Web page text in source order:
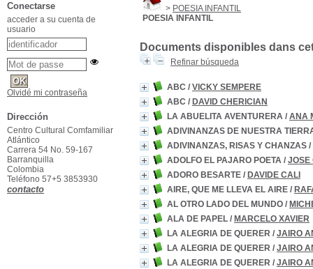
> POESIA INFANTIL
POESIA INFANTIL
Documents disponibles dans
Refinar búsqueda
ABC / VICKY SEMPERE
ABC / DAVID CHERICIAN
LA ABUELITA AVENTURERA / ANA
ADIVINANZAS DE NUESTRA
ADIVINANZAS, RISAS Y CHANZAS /
ADOLFO EL PAJARO POETA / JOSE
ADORO BESARTE / DAVIDE CALI
AIRE, QUE ME LLEVA EL AIRE /
AL OTRO LADO DEL MUNDO /
ALA DE PAPEL / MARCELO XAVIER
LA ALEGRIA DE QUERER / JAIRO
LA ALEGRIA DE QUERER / JAIRO
LA ALEGRIA DE QUERER / JAIRO
Conectarse
acceder a su cuenta de
usuario
Olvidé mi contraseña
Dirección
Centro Cultural Comfamiliar
Atlántico
Carrera 54 No. 59-167
Barranquilla
Colombia
Teléfono 57+5 3853930
contacto